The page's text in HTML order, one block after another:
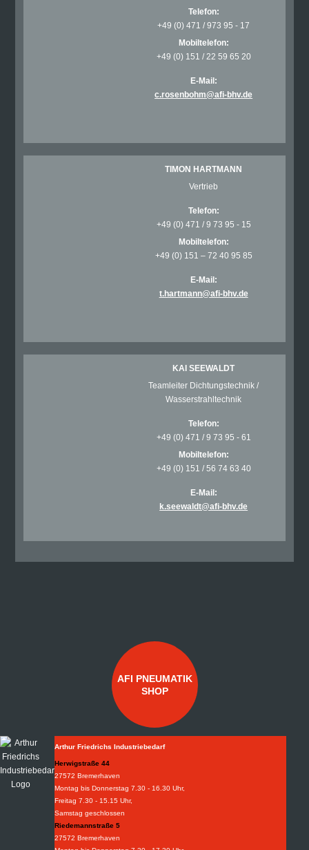
Telefon:
+49 (0) 471 / 973 95 - 17
Mobiltelefon:
+49 (0) 151 / 22 59 65 20
E-Mail:
c.rosenbohm@afi-bhv.de
TIMON HARTMANN
Vertrieb
Telefon:
+49 (0) 471 / 9 73 95 - 15
Mobiltelefon:
+49 (0) 151 – 72 40 95 85
E-Mail:
t.hartmann@afi-bhv.de
KAI SEEWALDT
Teamleiter Dichtungstechnik /
Wasserstrahltechnik
Telefon:
+49 (0) 471 / 9 73 95 - 61
Mobiltelefon:
+49 (0) 151 / 56 74 63 40
E-Mail:
k.seewaldt@afi-bhv.de
AFI PNEUMATIK
SHOP
Arthur Friedrichs Industriebedarf
Herwigstraße 44
27572 Bremerhaven
Montag bis Donnerstag 7.30 - 16.30 Uhr,
Freitag 7.30 - 15.15 Uhr,
Samstag geschlossen
Riedemannstraße 5
27572 Bremerhaven